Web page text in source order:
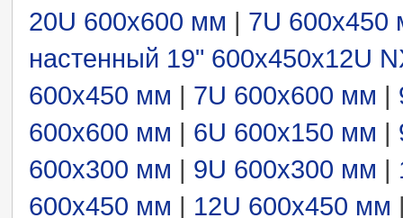
20U 600x600 мм | 7U 600x450
настенный 19" 600x450x12U
600x450 мм | 7U 600x600 мм |
600x600 мм | 6U 600x150 мм |
600x300 мм | 9U 600x300 мм |
600x450 мм | 12U 600x450 мм